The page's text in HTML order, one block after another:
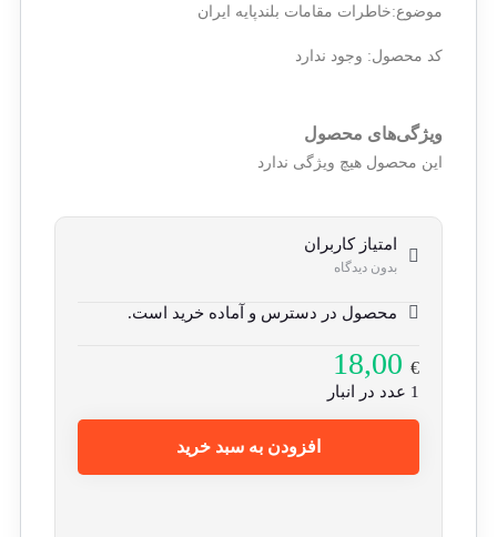
موضوع:خاطرات مقامات بلندپایه ایران
کد محصول: وجود ندارد
ویژگی‌های محصول
این محصول هیچ ویژگی ندارد
امتیاز کاربران
بدون دیدگاه
محصول در دسترس و آماده خرید است.
18,00€
1 عدد در انبار
افزودن به سبد خرید